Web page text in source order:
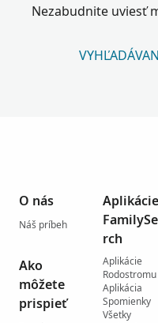
Nezabudnite uviesť
O nás
Náš príbeh
Ako
môžete
prispieť
Aplikácie
rch
Aplikácie
Rodostromu
Aplikácia
Spomienky
Všetky